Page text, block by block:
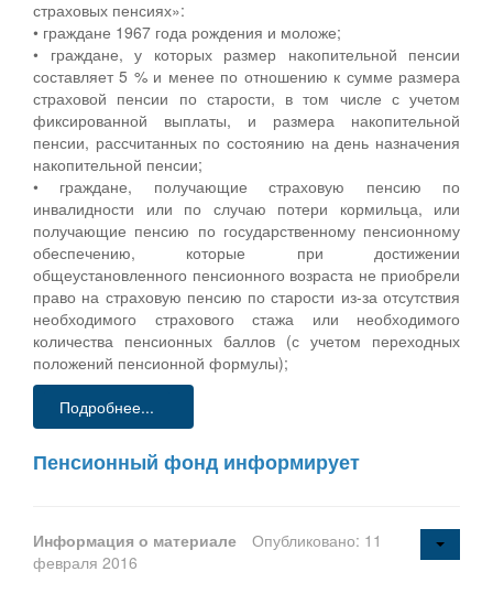
страховых пенсиях»:
• граждане 1967 года рождения и моложе;
• граждане, у которых размер накопительной пенсии
составляет 5 % и менее по отношению к сумме размера
страховой пенсии по старости, в том числе с учетом
фиксированной выплаты, и размера накопительной
пенсии, рассчитанных по состоянию на день назначения
накопительной пенсии;
• граждане, получающие страховую пенсию по
инвалидности или по случаю потери кормильца, или
получающие пенсию по государственному пенсионному
обеспечению, которые при достижении
общеустановленного пенсионного возраста не приобрели
право на страховую пенсию по старости из-за отсутствия
необходимого страхового стажа или необходимого
количества пенсионных баллов (с учетом переходных
положений пенсионной формулы);
Подробнее...
Пенсионный фонд информирует
Информация о материале
Опубликовано: 11
февраля 2016